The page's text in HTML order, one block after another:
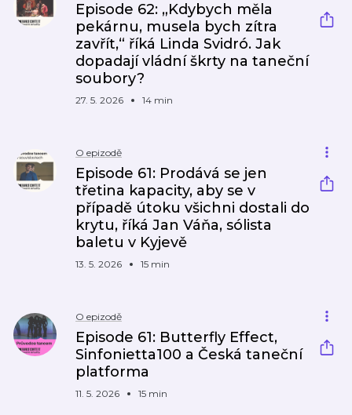
Episode 62: „Kdybych měla
pekárnu, musela bych zítra
zavřít,“ říká Linda Svidró. Jak
dopadají vládní škrty na taneční
soubory?
27. 5. 2026 14 min
O epizodě
Episode 61: Prodává se jen
třetina kapacity, aby se v
případě útoku všichni dostali do
krytu, říká Jan Váňa, sólista
baletu v Kyjevě
13. 5. 2026 15 min
O epizodě
Episode 61: Butterfly Effect,
Sinfonietta100 a Česká taneční
platforma
11. 5. 2026 15 min